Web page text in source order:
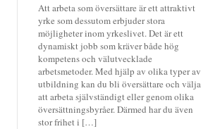
Att arbeta som översättare är ett attraktivt
yrke som dessutom erbjuder stora
möjligheter inom yrkeslivet. Det är ett
dynamiskt jobb som kräver både hög
kompetens och välutvecklade
arbetsmetoder. Med hjälp av olika typer av
utbildning kan du bli översättare och välja
att arbeta självständigt eller genom olika
översättningsbyråer. Därmed har du även
stor frihet i […]